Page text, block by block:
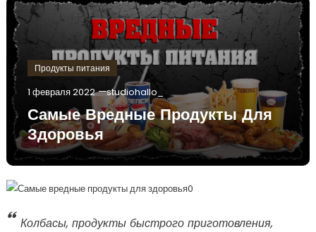
Продукты питания
1 февраля 2022 studiohallo_
Самые Вредные Продукты Для
Здоровья
Колбасы, продукты быстрого приготовления,